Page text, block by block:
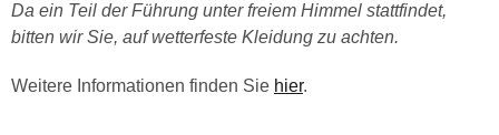
Da ein Teil der Führung unter freiem Himmel stattfindet,
bitten wir Sie, auf wetterfeste Kleidung zu achten.
Weitere Informationen finden Sie hier.